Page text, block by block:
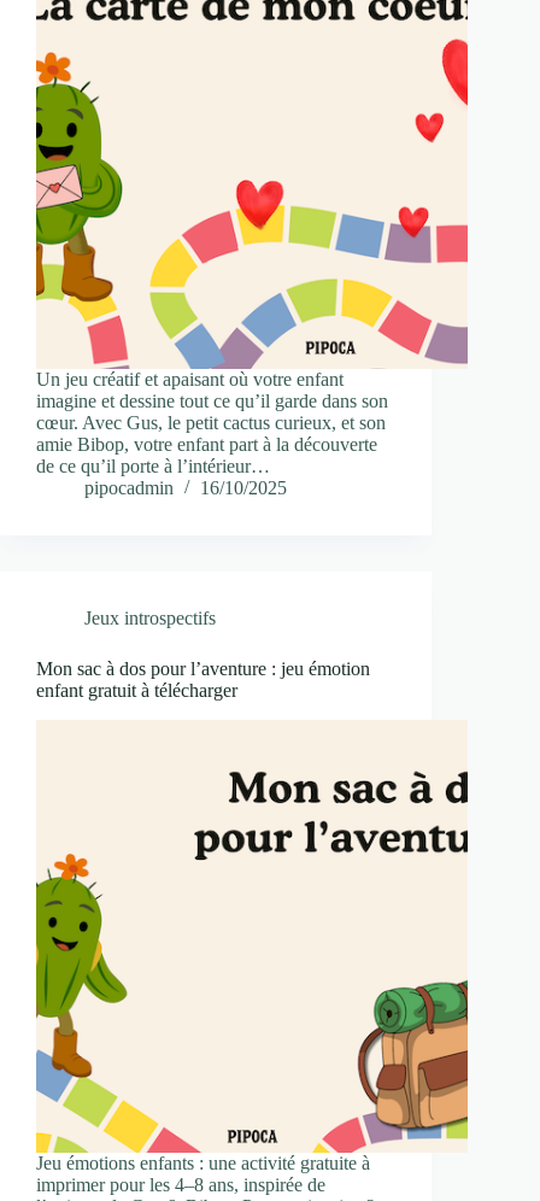
Un jeu créatif et apaisant où votre enfant
imagine et dessine tout ce qu’il garde dans son
cœur. Avec Gus, le petit cactus curieux, et son
amie Bibop, votre enfant part à la découverte
de ce qu’il porte à l’intérieur…
pipocadmin
16/10/2025
Jeux introspectifs
Mon sac à dos pour l’aventure : jeu émotion
enfant gratuit à télécharger
Jeu émotions enfants : une activité gratuite à
imprimer pour les 4–8 ans, inspirée de